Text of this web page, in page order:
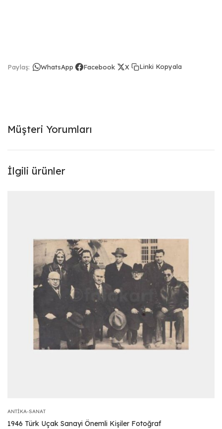
Paylaş: WhatsApp Facebook X Linki Kopyala
Müşteri Yorumları
İlgili ürünler
ANTIKA-SANAT
1946 Türk Uçak Sanayi Önemli Kişiler Fotoğraf